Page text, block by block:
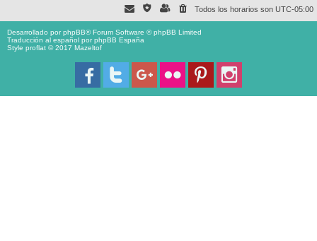
Todos los horarios son UTC-05:00
Desarrollado porphpBB® Forum Software © phpBB Limited
Traducción al español porphpBB España
Style proflat © 2017 Mazeltof